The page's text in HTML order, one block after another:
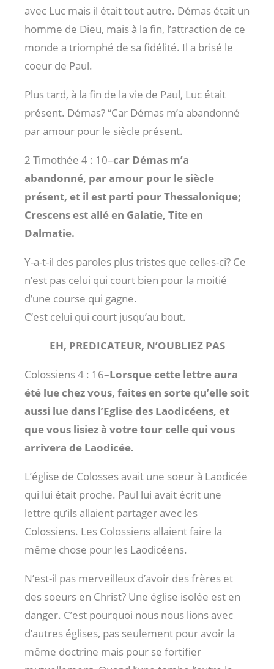
avec Luc mais il était tout autre. Démas était un
homme de Dieu, mais à la fin, l’attraction de ce
monde a triomphé de sa fidélité. Il a brisé le
coeur de Paul.
Plus tard, à la fin de la vie de Paul, Luc était
présent. Démas? “Car Démas m’a abandonné
par amour pour le siècle présent.
2 Timothée 4 : 10–car Démas m’a
abandonné, par amour pour le siècle
présent, et il est parti pour Thessalonique;
Crescens est allé en Galatie, Tite en
Dalmatie.
Y-a-t-il des paroles plus tristes que celles-ci? Ce
n’est pas celui qui court bien pour la moitié
d’une course qui gagne.
C’est celui qui court jusqu’au bout.
EH, PREDICATEUR, N’OUBLIEZ PAS
Colossiens 4 : 16–Lorsque cette lettre aura
été lue chez vous, faites en sorte qu’elle soit
aussi lue dans l’Eglise des Laodicéens, et
que vous lisiez à votre tour celle qui vous
arrivera de Laodicée.
L’église de Colosses avait une soeur à Laodicée
qui lui était proche. Paul lui avait écrit une
lettre qu’ils allaient partager avec les
Colossiens. Les Colossiens allaient faire la
même chose pour les Laodicéens.
N’est-il pas merveilleux d’avoir des frères et
des soeurs en Christ? Une église isolée est en
danger. C’est pourquoi nous nous lions avec
d’autres églises, pas seulement pour avoir la
même doctrine mais pour se fortifier